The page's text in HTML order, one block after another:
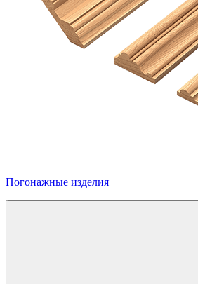
Погонажные изделия